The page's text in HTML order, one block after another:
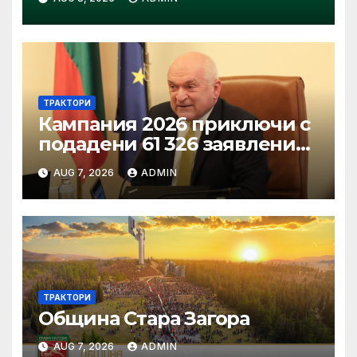
конкурса Tractor of the Year
2026
ТРАКТОРИ
Кампания 2026 приключи с
подадени 61 326 заявления
за подпомагане
AUG 7, 2026 ADMIN
ТРАКТОРИ
Община Стара Загора
AUG 7, 2026 ADMIN